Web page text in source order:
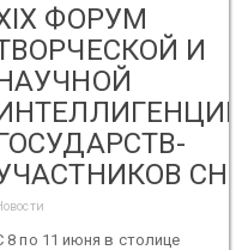
ФОРУМ
И
СНГ
8 по 11 июня в столице